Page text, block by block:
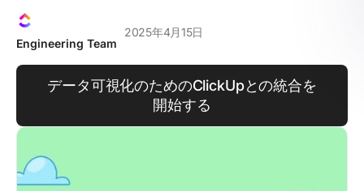
Engineering Team
2025年4月15日
データ可視化のためのClickUpとの統合を
開始する